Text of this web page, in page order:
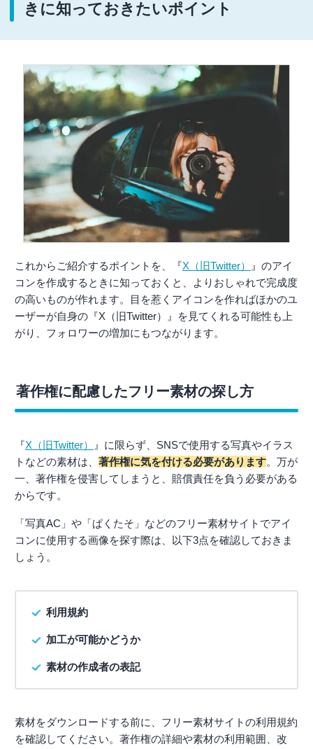
きに知っておきたいポイント
これからご紹介するポイントを、『X（旧Twitter）
』のアイ
コンを作成するときに知っておくと、よりおしゃれで完成度
の高いものが作れます。目を惹くアイコンを作ればほかのユ
ーザーが自身の『X（旧Twitter）』を見てくれる可能性も上
がり、フォロワーの増加にもつながります。
著作権に配慮したフリー素材の探し方
『X（旧Twitter）
』に限らず、SNSで使用する写真やイラス
トなどの素材は、 著作権に気を付ける必要があります。万が
一、著作権を侵害してしまうと、賠償責任を負う必要がある
からです。
「写真AC」や「ぱくたそ」などのフリー素材サイトでアイ
コンに使用する画像を探す際は、以下3点を確認しておきま
しょう。
利用規約
加工が可能かどうか
素材の作成者の表記
素材をダウンロードする前に、フリー素材サイトの利用規約
を確認してください。著作権の詳細や素材の利用範囲、改